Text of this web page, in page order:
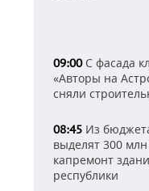
09:00С фасада
«Авторы на
сняли
08:45 Из
выделят 300
капремонт
республики